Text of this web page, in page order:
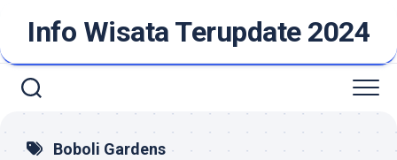
contentInfo Wisata Terupdate 2024
Boboli Gardens